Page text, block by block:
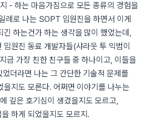
- 하는 마음가짐으로 모든 종류의 경험을
례로 나는 SOPT 임원진을 하면서 이게
긴 하는건가 하는 생각을 많이 했었는데,
임원진 동료 개발자들(샤라웃 투 익범이
금 가장 친한 친구들 중 하나이고, 이들을
더라면 나는 그 간단한 기술적 문제를
을지도 모른다. 어쩌면 이야기를 나누는
깊은 호기심이 생겼을지도 모르고,
하게 되었을지도 모르지.